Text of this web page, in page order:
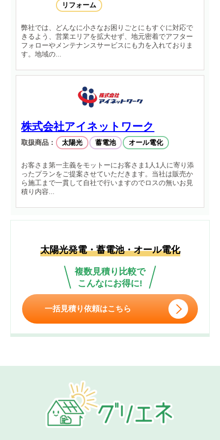
リフォーム
弊社では、どんなに小さなお困りごとにもすぐに対応で
きるよう、営業エリアを拡大せず、地元密着でアフター
フォローやメンテナンスサービスにも力を入れておりま
す。地域の...
株式会社アイネットワーク
取扱商品： 太陽光 蓄電池 オール電化
お客さま第一主義をモットーにお客さま1人1人に寄り添
ったプランをご提案させていただきます。当社は販売か
ら施工まで一貫して自社で行いますのでロスの無いお見
積り内容...
太陽光発電・蓄電池・オール電化
複数見積り比較で
こんなにお得に!
一括見積り依頼はこちら